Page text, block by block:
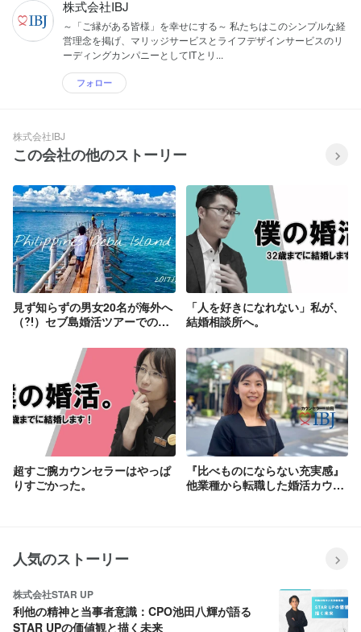
株式会社IBJ
～「ご縁がある皆様」を幸せにする～ 私たちはこのシンプルな経
営理念を掲げ、マリッジサービスとライフデザインサービスのリ
ーディングカンパニーとしてITとリ...
フォロー
株式会社IBJ
この会社の他のストーリー
見ず知らずの男女20名が海外へ
（⁈）セブ島婚活ツアーでの体
「人を好きになれない」私が、
結婚相談所へ。
超すご腕カウンセラーはやっぱ
りすごかった。
『比べものにならない充実感』
他業種から転職した婚活カウン
人気のストーリー
株式会社STAR UP
利他の精神と当事者意識：CPO池田八輝が語る
STAR UPの価値観と描く未来